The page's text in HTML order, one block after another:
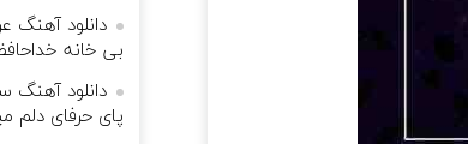
دانلود آهنگ
بی خانه
دانلود آهنگ
پای حرفای دلم